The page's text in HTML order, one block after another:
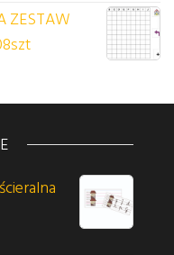
ZESTAW
85,00 zł.
wynosi: 80,00 zł.